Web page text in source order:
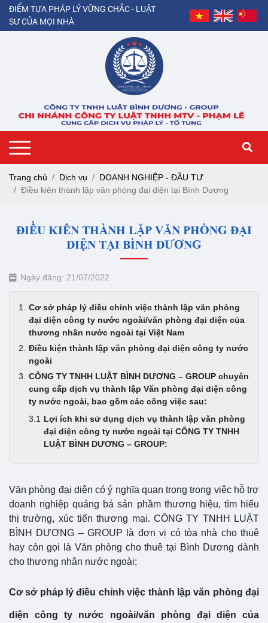
ĐIỂM TỰA PHÁP LÝ VỮNG CHẮC - LUẬT
SƯ CỦA MỌI NHÀ
Trang chủ Dịch vụ
DOANH NGHIỆP - ĐẦU TƯ
Điều kiên thành lặp văn phòng đại diện tại Bình Dương
ĐIỀU KIÊN THÀNH LẶP VĂN PHÒNG ĐẠI
DIỆN TẠI BÌNH DƯƠNG
Ngày đăng: 21/07/2022
Cơ sở pháp lý điều chỉnh việc thành lập văn phòng
đại diện công ty nước ngoài/văn phòng đại diện của
thương nhân nước ngoài tại Việt Nam
Điều kiện thành lập văn phòng đại diện công ty nước
ngoài
CÔNG TY TNHH LUẬT BÌNH DƯƠNG – GROUP chuyên
cung cấp dịch vụ thành lập Văn phòng đại diện công
ty nước ngoài, bao gồm các công việc sau:
Lợi ích khi sử dụng dịch vụ thành lập văn phòng
đại diện công ty nước ngoài tại CÔNG TY TNHH
LUẬT BÌNH DƯƠNG – GROUP:
Văn phòng đại diện có ý nghĩa quan trọng trong việc hỗ trợ
doanh nghiệp quảng bá sản phầm thương hiệu, tìm hiểu
thị trường, xúc tiến thương mại. CÔNG TY TNHH LUẬT
BÌNH DƯƠNG – GROUP là đơn vị có tòa nhà cho thuê
hay còn gọi là Văn phòng cho thuê tại Bình Dương dành
cho thương nhân nước ngoài;
Cơ sở pháp lý điều chỉnh việc thành lập văn phòng đại
diện công ty nước ngoài/văn phòng đại diện của